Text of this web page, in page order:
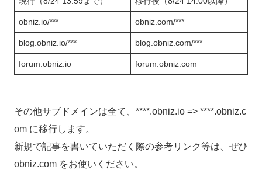
obniz.io/*** obniz.com/***
blog.obniz.io/*** blog.obniz.com/***
forum.obniz.io forum.obniz.com
その他サブドメインは全て、****.obniz.io => ****.obniz.c
om に移行します。
新規で記事を書いていただく際の参考リンク等は、ぜひ
obniz.com をお使いください。